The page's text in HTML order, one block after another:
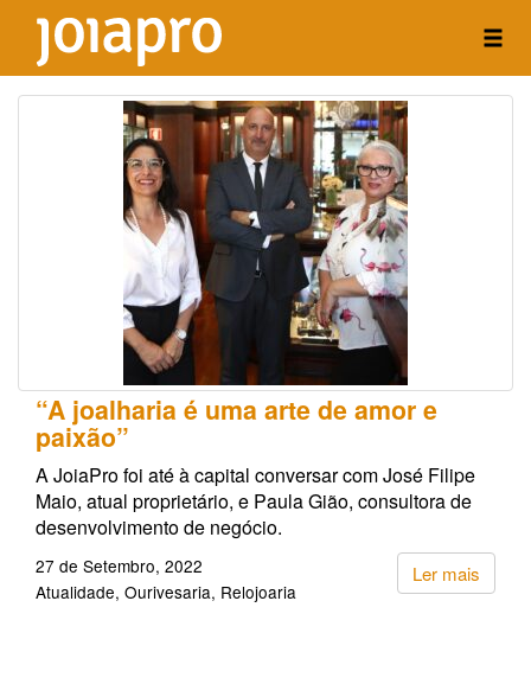
“A joalharia é uma arte de amor e
paixão”
A JoiaPro foi até à capital conversar com José Filipe
Maio, atual proprietário, e Paula Gião, consultora de
desenvolvimento de negócio.
Ler mais
27 de Setembro, 2022
Atualidade Ourivesaria Relojoaria